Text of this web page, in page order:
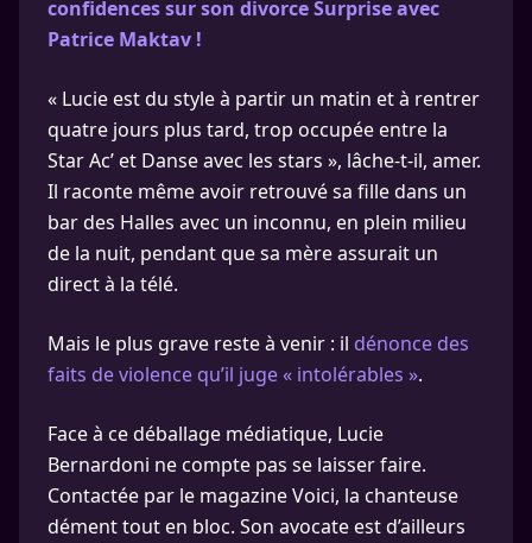
confidences sur son divorce Surprise avec
Patrice Maktav !
« Lucie est du style à partir un matin et à rentrer
quatre jours plus tard, trop occupée entre la
Star Ac’ et Danse avec les stars », lâche-t-il, amer.
Il raconte même avoir retrouvé sa fille dans un
bar des Halles avec un inconnu, en plein milieu
de la nuit, pendant que sa mère assurait un
direct à la télé.
Mais le plus grave reste à venir : il dénonce des
faits de violence qu’il juge « intolérables ».
Face à ce déballage médiatique, Lucie
Bernardoni ne compte pas se laisser faire.
Contactée par le magazine Voici, la chanteuse
dément tout en bloc. Son avocate est d’ailleurs